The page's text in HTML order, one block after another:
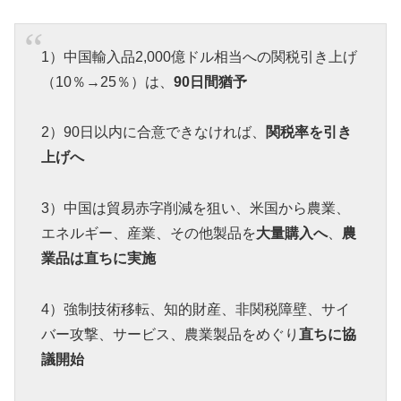
1）中国輸入品2,000億ドル相当への関税引き上げ
（10％→25％）は、 90日間猶予
2）90日以内に合意できなければ、
関税率を引き
上げへ
3）中国は貿易赤字削減を狙い、米国から農業、
エネルギー、産業、その他製品を大量購入へ、 農
業品は直ちに実施
4）強制技術移転、知的財産、非関税障壁、サイ
バー攻撃、サービス、農業製品をめぐり 直ちに協
議開始